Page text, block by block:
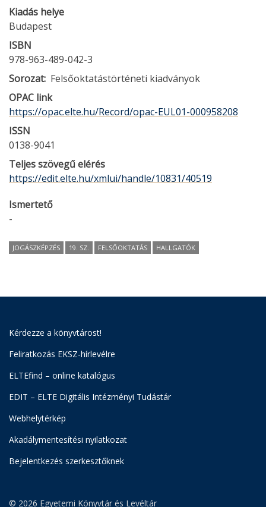
Kiadás helye
Budapest
ISBN
978-963-489-042-3
Sorozat Felsőoktatástörténeti kiadványok
OPAC link
https://opac.elte.hu/Record/opac-EUL01-000958208
ISSN
0138-9041
Teljes szövegű elérés
https://edit.elte.hu/xmlui/handle/10831/40519
Ismertető
-
JOGÁSZKÉPZÉS 19. SZ. FELSŐOKTATÁS HALLGATÓK
Kérdezze a könyvtárost!
Feliratkozás EKSZ-hírlevélre
ELTEfind – online katalógus
EDIT – ELTE Digitális Intézményi Tudástár
Webhelytérkép
Akadálymentesítési nyilatkozat
Bejelentkezés szerkesztőknek
© 2026 Egyetemi Könyvtár és Levéltár